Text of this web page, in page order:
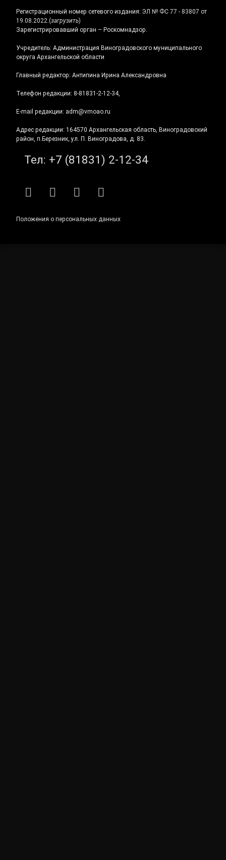
Регистрационный номер сетевого издания: ЭЛ № ФС 77 - 83807 от
19.08.2022.(загрузить)
Зарегистрировавший орган – Роскомнадзор.
Учредитель: Администрация Виноградовского муниципального
округа Архангельской области
Главный редактор: Антипина Ирина Александровна
Телефон редакции: 8-81831-2-12-34,
E-mail редакции: adm@vmoao.ru
Адрес редакции: 164570 Архангельская область, Виноградовский
район, п.Березник, ул. П. Виноградова, д. 83.
Тел: +7 (81831) 2-12-34
RSS E-mailВКонтакте
Telegram
Положения о персональных данных